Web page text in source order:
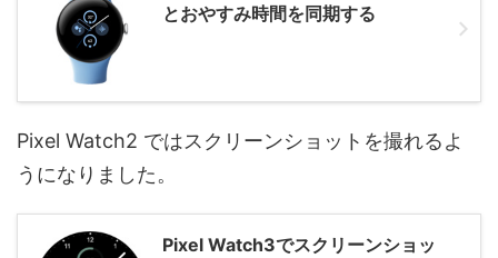
とおやすみ時間を同期する
Pixel Watch2 ではスクリーンショットを撮れるよ
うになりました。
Pixel Watch3でスクリーンショッ